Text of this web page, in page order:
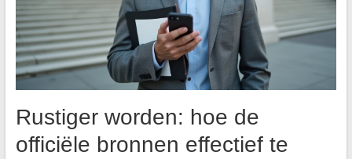
Rustiger worden: hoe de
officiële bronnen effectief te